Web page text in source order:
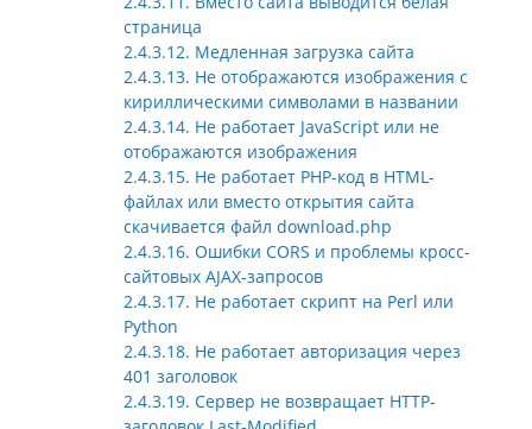
страница
2.4.3.12. Медленная загрузка сайта
2.4.3.13. Не отображаются изображения с
кириллическими символами в названии
2.4.3.14. Не работает JavaScript или не
отображаются изображения
2.4.3.15. Не работает PHP-код в HTML-
файлах или вместо открытия сайта
скачивается файл download.php
2.4.3.16. Ошибки CORS и проблемы кросс-
сайтовых AJAX-запросов
2.4.3.17. Не работает скрипт на Perl или
Python
2.4.3.18. Не работает авторизация через
401 заголовок
2.4.3.19. Сервер не возвращает HTTP-